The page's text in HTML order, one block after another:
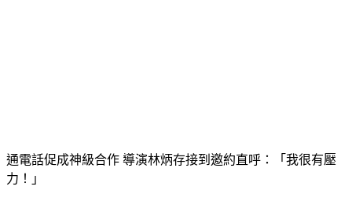
通電話促成神級合作 導演林炳存接到邀約直呼：「我很有壓
力！」